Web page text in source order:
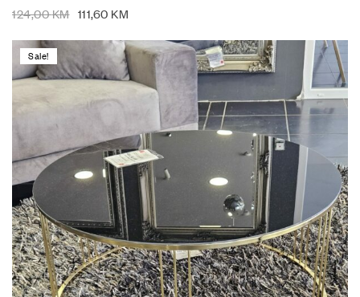
124,00KM 111,60 KM
Sale!